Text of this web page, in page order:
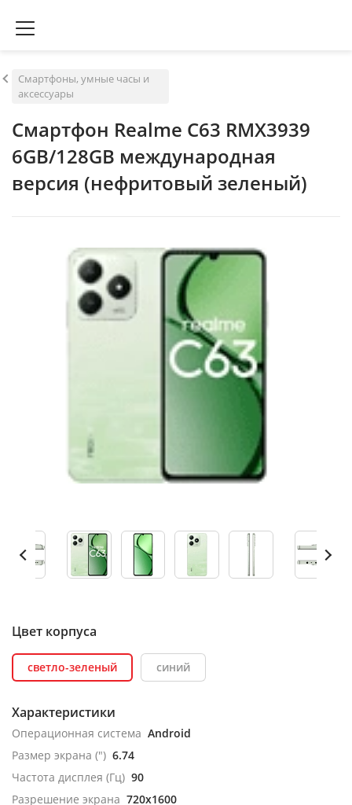
Смартфоны, умные часы и
аксессуары
Смартфон Realme C63 RMX3939
6GB/128GB международная
версия (нефритовый зеленый)
Цвет корпуса
светло-зеленый синий
Характеристики
Операционная система Android
Размер экрана (") 6.74
Частота дисплея (Гц) 90
Разрешение экрана 720x1600